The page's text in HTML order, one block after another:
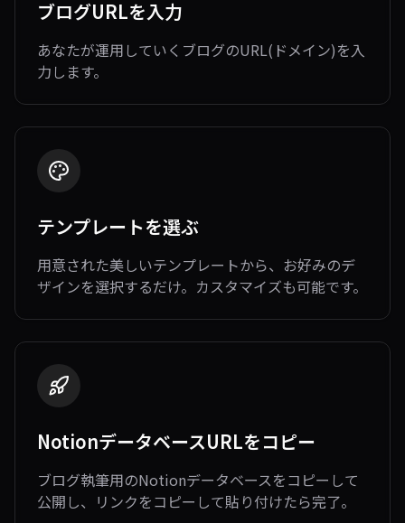
ブログURLを入力
あなたが運用していくブログのURL(ドメイン)を入
力します。
テンプレートを選ぶ
用意された美しいテンプレートから、お好みのデ
ザインを選択するだけ。カスタマイズも可能です。
NotionデータベースURLをコピー
ブログ執筆用のNotionデータベースをコピーして
公開し、リンクをコピーして貼り付けたら完了。